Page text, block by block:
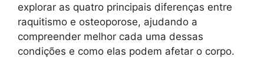
explorar as quatro principais diferenças entre
raquitismo e osteoporose, ajudando a
compreender melhor cada uma dessas
condições e como elas podem afetar o corpo.